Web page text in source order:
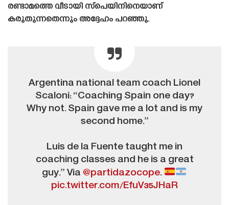
രണ്ടാമത്തെ വീടായി സ്പെയിനിനെയാണ്
കരുതുന്നതെന്നും അദ്ദേഹം പറഞ്ഞു.
Argentina national team coach Lionel
Scaloni: “Coaching Spain one day?
Why not. Spain gave me a lot and is my
second home.”
Luis de la Fuente taught me in
coaching classes and he is a great
guy.” Via @partidazocope.
pic.twitter.com/EfuV35JHaR